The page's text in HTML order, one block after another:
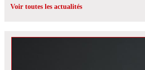
Voir toutes les actualités